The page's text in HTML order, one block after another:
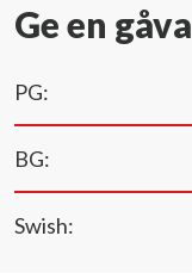
Ge en gåva
PG:
BG:
Swish: